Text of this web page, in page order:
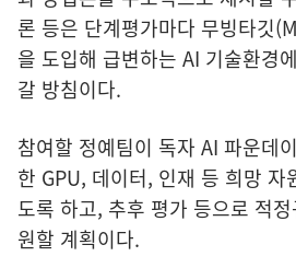
론 등은 단계평가마다 무빙타깃
을 도입해 급변하는 AI 기술환경
갈 방침이다.
참여할 정예팀이 독자 AI 파운데
한 GPU, 데이터, 인재 등 희망 자
도록 하고, 추후 평가 등으로 적
원할 계획이다.